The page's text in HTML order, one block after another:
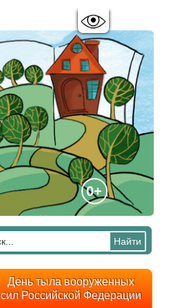
0+
День тыла вооруженных
сил Российской Федерации